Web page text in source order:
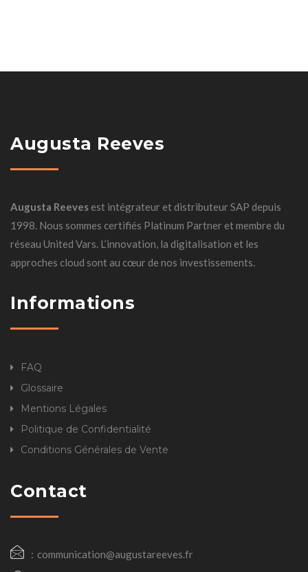
Augusta Reeves
Augusta Reeves est intégrateur et distributeur SAP depuis
1998. Nous sommes certifiés Platinum Partner et membre du
réseau United Vars. L’innovation, la digitalisation et les
approches cloud sont au cœur de nos investissements.
Informations
FAQ
Glossaire
Mentions Légales
Politique de Confidentialité
Conditions Générales de Vente
Contact
communication@augustareeves.fr